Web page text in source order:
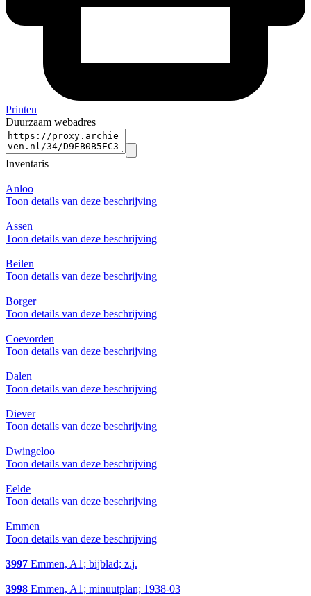
Printen
Duurzaam webadres
Inventaris
Anloo
Toon details van deze beschrijving
Assen
Toon details van deze beschrijving
Beilen
Toon details van deze beschrijving
Borger
Toon details van deze beschrijving
Coevorden
Toon details van deze beschrijving
Dalen
Toon details van deze beschrijving
Diever
Toon details van deze beschrijving
Dwingeloo
Toon details van deze beschrijving
Eelde
Toon details van deze beschrijving
Emmen
Toon details van deze beschrijving
3997 Emmen, A1; bijblad; z.j.
3998 Emmen, A1; minuutplan; 1938-03